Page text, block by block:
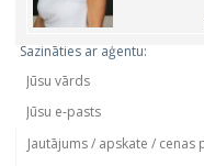
Sazināties ar aģentu: